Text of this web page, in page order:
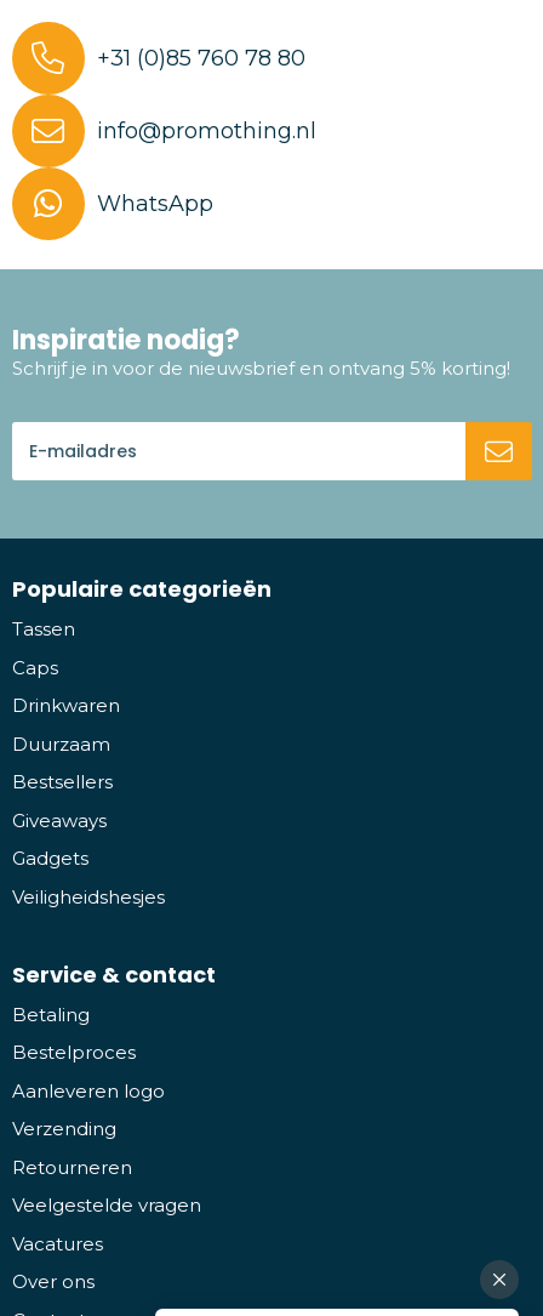
+31 (0)85 760 78 80
info@promothing.nl
WhatsApp
Inspiratie nodig?
Schrijf je in voor de nieuwsbrief en ontvang 5% korting!
Populaire categorieën
Tassen
Caps
Drinkwaren
Duurzaam
Bestsellers
Giveaways
Gadgets
Veiligheidshesjes
Service & contact
Betaling
Bestelproces
Aanleveren logo
Verzending
Retourneren
Veelgestelde vragen
Vacatures
Over ons